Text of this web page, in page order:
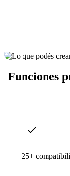
Funciones
25+